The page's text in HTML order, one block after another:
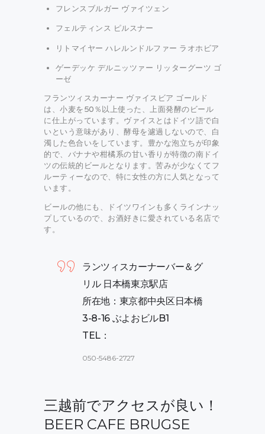
フレンスブルガー ヴァイツェン
フェルティンス ピルスナー
リトマイヤー ハレルンドルファー ラオホビア
ゲーデッケ デルニッツァー リッターグーツ ゴ
ーゼ
フランツィスカーナー ヴァイスビア ゴールド
は、小麦を50％以上使った、上面発酵のビール
に仕上がっています。ヴァイスとはドイツ語で白
いという意味があり、酵母を濾過しないので、白
濁した色合いをしています。豊かな泡立ちが印象
的で、バナナや柑橘系の甘い香りが特徴の南ドイ
ツの伝統的ビールとなります。苦みが少なくてフ
ルーティーなので、特に女性の方に人気となって
います。
ビールの他にも、ドイツワインも多くラインナッ
プしているので、お酒好きに愛されている名店で
す。
ランツィスカーナーバー＆グ
リル 日本橋東京駅店
所在地：東京都中央区日本橋
3-8-16 ぶよおビルB1
TEL：
050-5486-2727
三越前でアクセスが良い！
BEER CAFE BRUGSE